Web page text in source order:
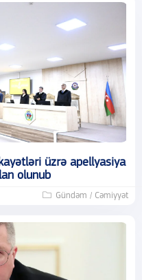
üzrə apellyasiya
olunub
Gündəm / Cəmiyyət